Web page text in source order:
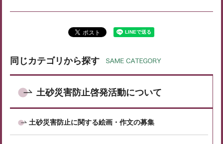
同じカテゴリから探す
土砂災害防止啓発活動について
土砂災害防止に関する絵画・作文の募集